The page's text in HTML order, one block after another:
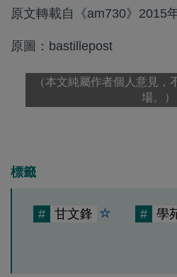
原文轉載自《am730》2015
原圖：bastillepost
（本文純屬作者個人意見，
場。）
標籤
# 甘文鋒 # 學